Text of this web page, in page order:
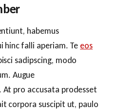
habemus
hinc falli aperiam. Te eos
sadipscing, modo
Augue
At pro accusata prodesset
corpora suscipit ut, paulo